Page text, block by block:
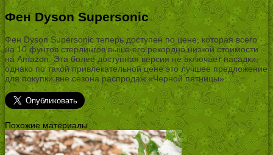
Фен Dyson Supersonic
Фен Dyson Supersonic теперь доступен по цене, которая всего
на 10 фунтов стерлингов выше его рекордно низкой стоимости
на Amazon. Эта более доступная версия не включает насадки,
однако по такой привлекательной цене это лучшее предложение
для покупки вне сезона распродаж «Черной пятницы».
Похожие материалы